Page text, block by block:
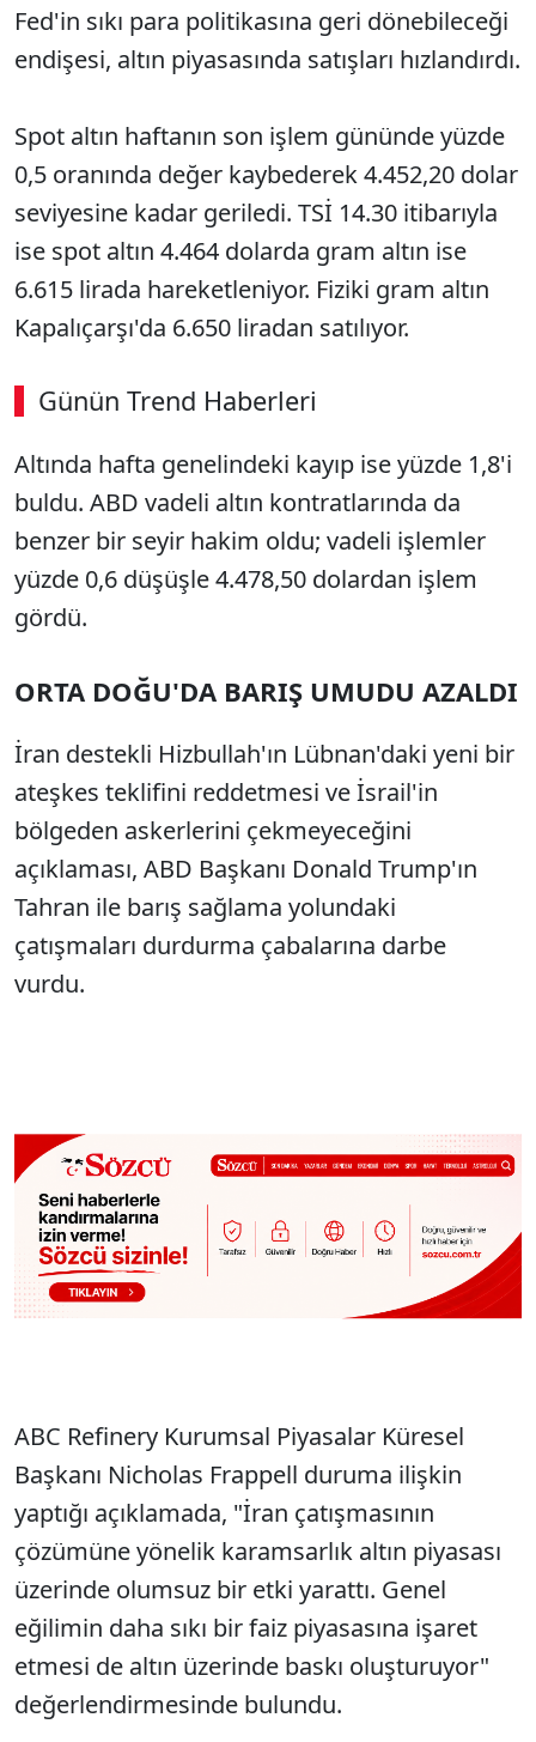
Fed'in sıkı para politikasına geri dönebileceği
endişesi, altın piyasasında satışları hızlandırdı.
Spot altın haftanın son işlem gününde yüzde
0,5 oranında değer kaybederek 4.452,20 dolar
seviyesine kadar geriledi. TSİ 14.30 itibarıyla
ise spot altın 4.464 dolarda gram altın ise
6.615 lirada hareketleniyor. Fiziki gram altın
Kapalıçarşı'da 6.650 liradan satılıyor.
Günün Trend Haberleri
00:02 / 09:08
Sesi Aç
Altında hafta genelindeki kayıp ise yüzde 1,8'i
buldu. ABD vadeli altın kontratlarında da
benzer bir seyir hakim oldu; vadeli işlemler
yüzde 0,6 düşüşle 4.478,50 dolardan işlem
gördü.
ORTA DOĞU'DA BARIŞ UMUDU AZALDI
İran destekli Hizbullah'ın Lübnan'daki yeni bir
ateşkes teklifini reddetmesi ve İsrail'in
bölgeden askerlerini çekmeyeceğini
açıklaması, ABD Başkanı Donald Trump'ın
Tahran ile barış sağlama yolundaki
çatışmaları durdurma çabalarına darbe
vurdu.
ABC Refinery Kurumsal Piyasalar Küresel
Başkanı Nicholas Frappell duruma ilişkin
yaptığı açıklamada, "İran çatışmasının
çözümüne yönelik karamsarlık altın piyasası
üzerinde olumsuz bir etki yarattı. Genel
eğilimin daha sıkı bir faiz piyasasına işaret
etmesi de altın üzerinde baskı oluşturuyor"
değerlendirmesinde bulundu.